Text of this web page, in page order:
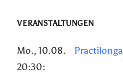
VERANSTALTUNGEN
Mo., 10.08.
20:30:
Practilonga